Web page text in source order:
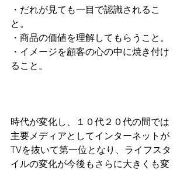
・だれが見ても一目で認識されるこ
と。
・商品の価値を理解してもらうこと。
・イメージを顧客の心の中に焼き付け
ること。
時代が変化し、１０代２０代の間では
主要メディアとしてインターネットが
TVを抜いて第一位となり、ライフスタ
イルの変化が今後もさらに大きくも変